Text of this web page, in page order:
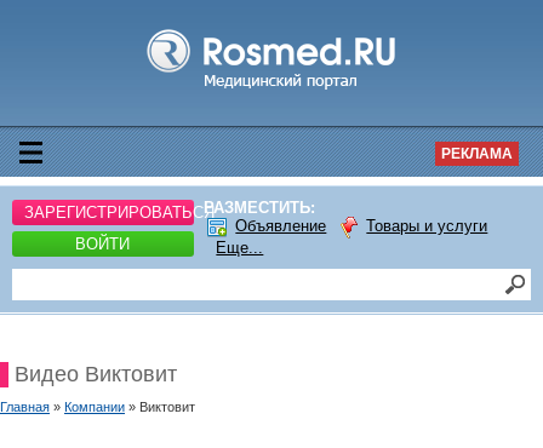
РЕКЛАМА
ЗАРЕГИСТРИРОВАТЬСЯ
ВОЙТИ
РАЗМЕСТИТЬ:
Объявление
Товары и услуги
Еще...
Видео Виктовит
Главная » Компании » Виктовит